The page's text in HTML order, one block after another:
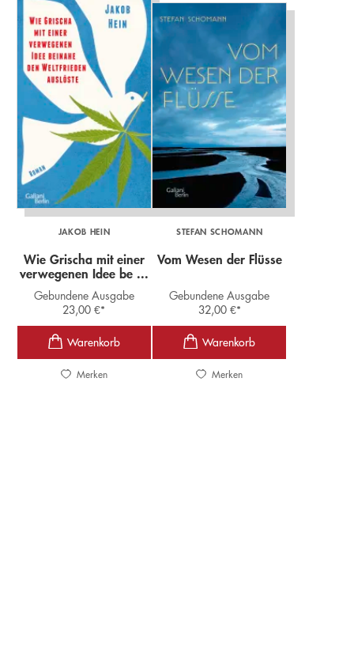
JAKOB HEIN
Wie Grischa mit einer
verwegenen Idee be ...
Gebundene Ausgabe
23,00€*
Merken
STEFAN SCHOMANN
Vom Wesen der Flüsse
Gebundene Ausgabe
32,00 €*
Merken